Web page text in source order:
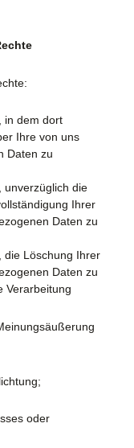
in dem dort
Ihre von uns
Daten zu
unverzüglich die
Ihrer
Daten zu
die Löschung Ihrer
Daten zu
Verarbeitung
oder